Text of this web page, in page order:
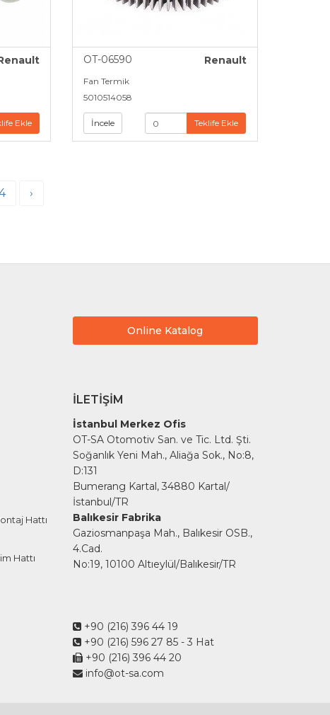
Ekle
OT-06590 Renault
Fan Termik
5010514058
İncele Teklife Ekle
›
Online Katalog
Hattı
Hattı
İLETIŞIM
İstanbul Merkez Ofis
OT-SA Otomotiv San. ve Tic. Ltd. Şti.
Soğanlık Yeni Mah., Aliağa Sok., No:8,
D:131
Bumerang Kartal, 34880 Kartal/
İstanbul/TR
Balıkesir Fabrika
Gaziosmanpaşa Mah., Balıkesir OSB.,
4.Cad.
No:19, 10100 Altıeylül/Balıkesir/TR
+90 (216) 396 44 19
+90 (216) 596 27 85- 3 Hat
+90 (216) 396 44 20
info@ot-sa.com